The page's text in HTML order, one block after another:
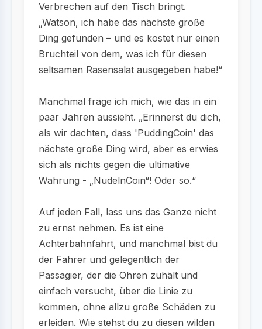
Verbrechen auf den Tisch bringt.
„Watson, ich habe das nächste große
Ding gefunden – und es kostet nur einen
Bruchteil von dem, was ich für diesen
seltsamen Rasensalat ausgegeben habe!“
Manchmal frage ich mich, wie das in ein
paar Jahren aussieht. „Erinnerst du dich,
als wir dachten, dass 'PuddingCoin' das
nächste große Ding wird, aber es erwies
sich als nichts gegen die ultimative
Währung - „NudelnCoin“! Oder so.“
Auf jeden Fall, lass uns das Ganze nicht
zu ernst nehmen. Es ist eine
Achterbahnfahrt, und manchmal bist du
der Fahrer und gelegentlich der
Passagier, der die Ohren zuhält und
einfach versucht, über die Linie zu
kommen, ohne allzu große Schäden zu
erleiden. Wie stehst du zu diesen wilden